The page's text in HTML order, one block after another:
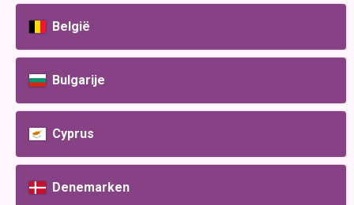
België
Bulgarije
Cyprus
Denemarken